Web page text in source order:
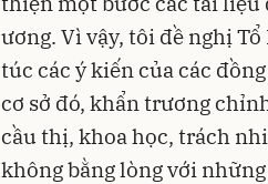
ương. Vì vậy, tôi đề nghị
túc các ý kiến của các
cơ sở đó, khẩn trương
cầu thị, khoa học, trách
không bằng lòng với